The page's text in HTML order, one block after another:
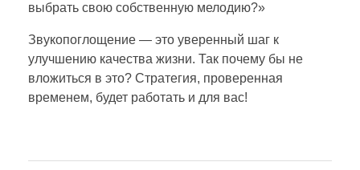
выбрать свою собственную мелодию?»
Звукопоглощение — это уверенный шаг к
улучшению качества жизни. Так почему бы не
вложиться в это? Стратегия, проверенная
временем, будет работать и для вас!